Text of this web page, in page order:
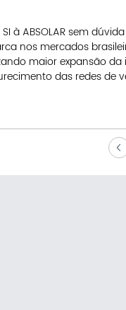
à ABSOLAR sem
nos mercados
maior expansão
das redes de